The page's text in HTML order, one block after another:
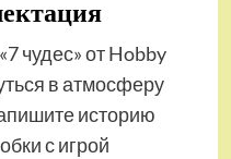
чудес» от Hobby
в атмосферу
историю
с игрой